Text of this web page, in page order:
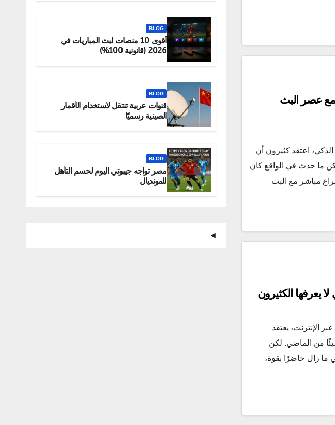
عصر البث
اعتقد كثيرون أن
ما حدث في الواقع كان
مباشر مع البث
يعرفها الكثيرون
الإنترنت، يعتقد
من الماضي. لكن
ما زال حاضرًا بقوة،
BLOG
أقوى 10 منصات لبث المباريات في
2026 (قانونية 100%)
BLOG
قنوات عربية تنتقل لاستخدام الأقمار
الصينية رسميًا
BLOG
مصر تواجه جيبوتي اليوم لحسم التأهل
للمونديال